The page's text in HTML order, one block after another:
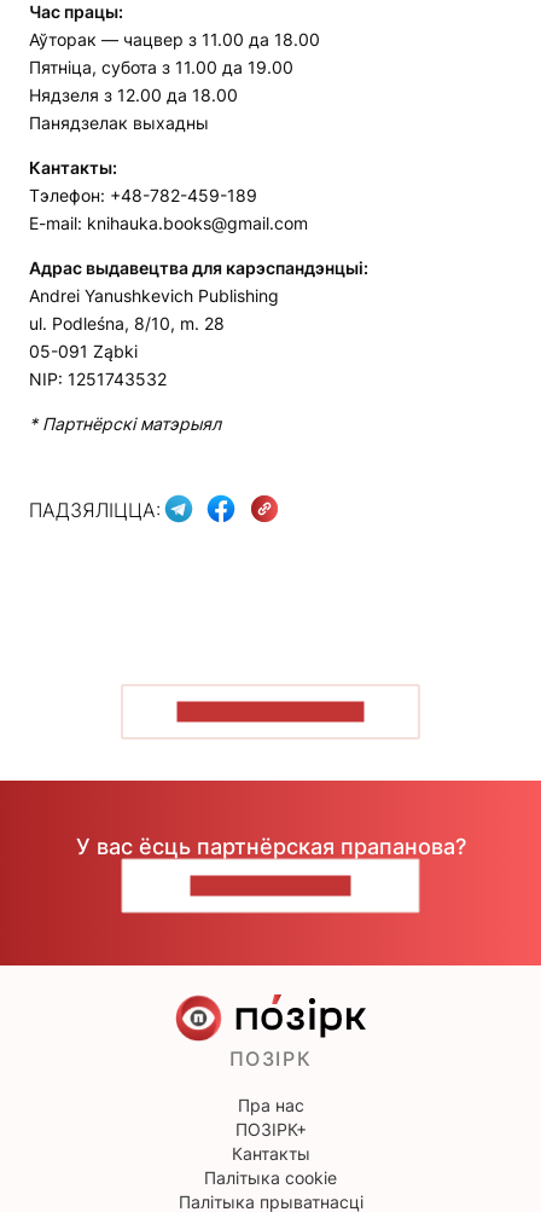
Час працы:
Аўторак — чацвер з 11.00 да 18.00
Пятніца, субота з 11.00 да 19.00
Нядзеля з 12.00 да 18.00
Панядзелак выхадны
Кантакты:
Тэлефон: +48-782-459-189
E-mail: knihauka.books@gmail.com
Aдрас выдавецтва для карэспандэнцыі:
Andrei Yanushkevich Publishing
ul. Podleśna, 8/10, m. 28
05-091 Ząbki
NIP: 1251743532
* Партнёрскі матэрыял
ПАДЗЯЛІЦЦА:
У вас ёсць партнёрская прапанова?
ПОЗІРК
Пра нас
ПОЗІРК+
Кантакты
Палітыка cookie
Палітыка прыватнасці